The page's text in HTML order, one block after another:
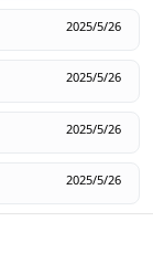
2025/5/26
2025/5/26
2025/5/26
2025/5/26